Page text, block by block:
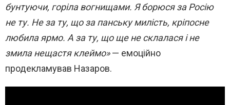
бунтуючи, горіла вогнищами. Я борюся за Росію
не ту. Не за ту, що за панську милість, кріпосне
любила ярмо. А за ту, що ще не склалася і не
змила нещастя клеймо»— емоційно
продекламував Назаров.